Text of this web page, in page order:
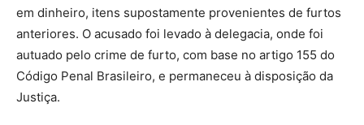
em dinheiro, itens supostamente provenientes de furtos
anteriores. O acusado foi levado à delegacia, onde foi
autuado pelo crime de furto, com base no artigo 155 do
Código Penal Brasileiro, e permaneceu à disposição da
Justiça.